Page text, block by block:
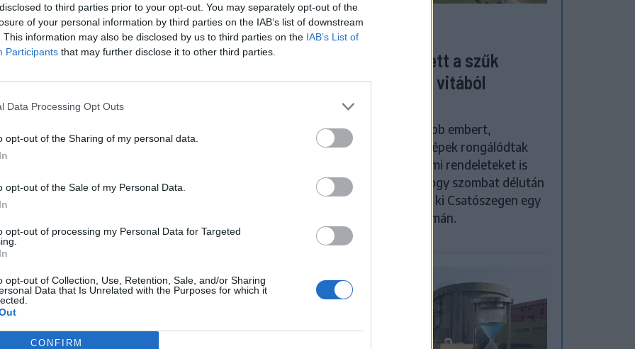
to third parties prior to your opt-out. You may separately opt-out of the
of your personal information by third parties on the IAB’s list of downstream
This information may also be disclosed by us to third parties on the IAB’s List of
Participants that may further disclose it to other third parties.
Data Processing Opt Outs
opt-out of the Sharing of my personal data.
opt-out of the Sale of my Personal Data.
opt-out of processing my Personal Data for Targeted
opt-out of Collection, Use, Retention, Sale, and/or Sharing
Data that Is Unrelated with the Purposes for which it
CONFIRM
Szembementek a trenddel: a Sepsi
OSK és az FK Csíkszereda kilóg a
idényében a 16 élvonalbeli klub közül 13
szerencsejáték-ipari vállalatot jelenít meg
Csíkszereda is.
SZÉKELYHON
Tömegverekedés lett a szűk
mezőgazdasági úti vitából
Csatószegen
Kórházba szállítottak több embert,
mezőgazdasági munkagépek rongálódtak
meg, és ideiglenes védelmi rendeleteket is
kibocsátottak azután, hogy szombat délután
súlyos konfliktus alakult ki Csatószegen egy
elsőbbségadási vita nyomán.